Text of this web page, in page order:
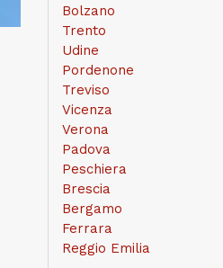
Bolzano
Trento
Udine
Pordenone
Treviso
Vicenza
Verona
Padova
Peschiera
Brescia
Bergamo
Ferrara
Reggio Emilia